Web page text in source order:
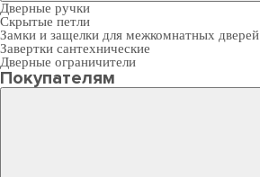
Дверные ручки
Скрытые петли
Замки и защелки для межкомнатных дверей
Завертки сантехнические
Дверные ограничители
Покупателям